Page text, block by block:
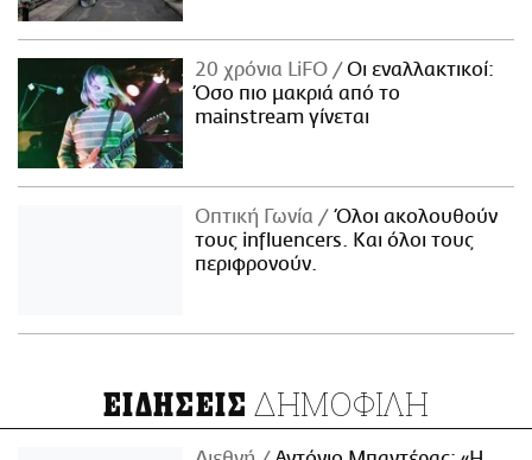
20 χρόνια LiFO
Οι εναλλακτικοί:
Όσο πιο μακριά από το
mainstream γίνεται
Οπτική Γωνία
Όλοι ακολουθούν
τους influencers. Και όλοι τους
περιφρονούν.
ΕΙΔΗΣΕΙΣ ΔΗΜΟΦΙΛΗ